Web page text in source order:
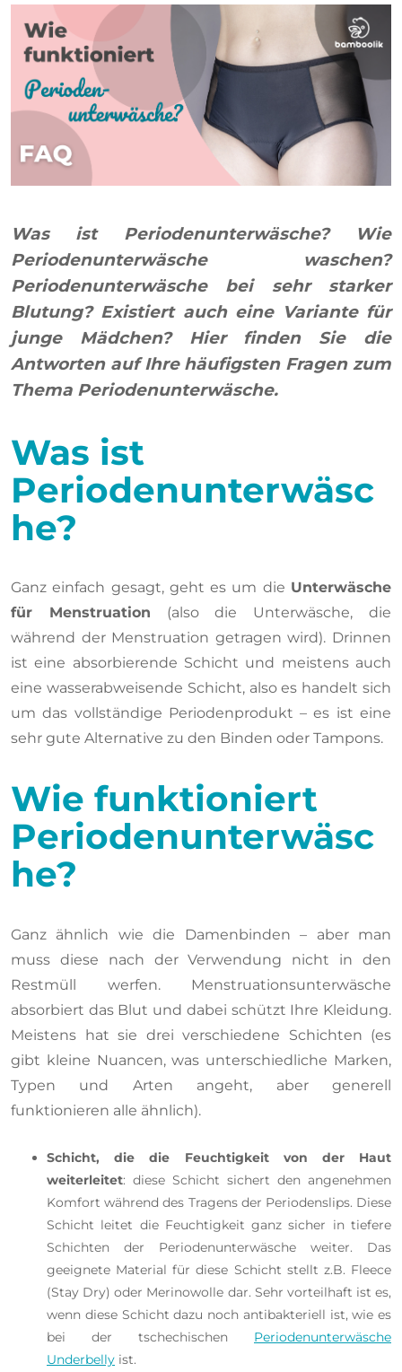
Was ist Periodenunterwäsche? Wie
Periodenunterwäsche waschen?
Periodenunterwäsche bei sehr starker
Blutung? Existiert auch eine Variante für
junge Mädchen? Hier finden Sie die
Antworten auf Ihre häufigsten Fragen zum
Thema Periodenunterwäsche.
Was ist
Periodenunterwäsc
he?
Ganz einfach gesagt, geht es um die Unterwäsche
für Menstruation (also die Unterwäsche, die
während der Menstruation getragen wird). Drinnen
ist eine absorbierende Schicht und meistens auch
eine wasserabweisende Schicht, also es handelt sich
um das vollständige Periodenprodukt – es ist eine
sehr gute Alternative zu den Binden oder Tampons.
Wie funktioniert
Periodenunterwäsc
he?
Ganz ähnlich wie die Damenbinden – aber man
muss diese nach der Verwendung nicht in den
Restmüll werfen. Menstruationsunterwäsche
absorbiert das Blut und dabei schützt Ihre Kleidung.
Meistens hat sie drei verschiedene Schichten (es
gibt kleine Nuancen, was unterschiedliche Marken,
Typen und Arten angeht, aber generell
funktionieren alle ähnlich).
Schicht, die die Feuchtigkeit von der Haut
weiterleitet: diese Schicht sichert den angenehmen
Komfort während des Tragens der Periodenslips. Diese
Schicht leitet die Feuchtigkeit ganz sicher in tiefere
Schichten der Periodenunterwäsche weiter. Das
geeignete Material für diese Schicht stellt z.B. Fleece
(Stay Dry) oder Merinowolle dar. Sehr vorteilhaft ist es,
wenn diese Schicht dazu noch antibakteriell ist, wie es
bei der tschechischen Periodenunterwäsche
Underbelly ist.